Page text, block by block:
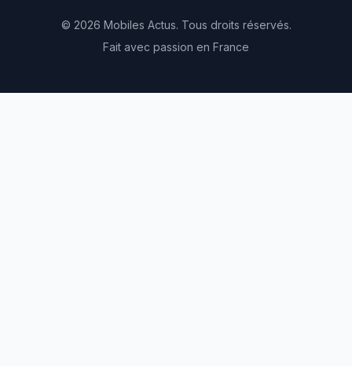
© 2026 Mobiles Actus. Tous droits réservés.
Fait avec passion en France